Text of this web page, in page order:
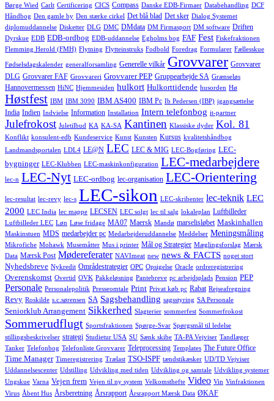
Børge Wied Carlt Certificering CICS Compass Danske EDB-Firmaer Databehandling DCF
Håndbog Den gamle by Den stærke cirkel Det blå blad Det sker Dialog Systemet
diplomuddannelse Disketter DLG DMC DMdata DM Firmasport DM software Driften
Dyrskue EDB EDB-ordbog EDB-uddannelse Egholms bog FAF Fest Fiskefraktionen
Flemming Herold (FMH) Flytning Flytteinstruks Fodbold Foredrag Formularer Fællesskue
Fødselsdagskalender generalforsamling Generelle vilkår Grovvarer Grovvarer
DLG Grovvarer FAF Grovvareri Grovvarer PEP Gruppearbejde SA Grænseløs
Hannovermessen HiNC Hjemmesiden hulkort Hulkorttidende husorden Hø
Høstfest IBM IBM 3090 IBM AS400 IBM Pc Ib Pedersen (IBP) igangsættelse
India Indien Indvielse Information Installation Intern telefonbog it-partner
Julefrokost Juletilbud KA KA-SA Kantinen Klassiske dyder Kol. 81
Konflikt konsulent-edb Kundeservice Kunst Kunsten Kursus kvalitetshåndbog
Landmandsportalen LDL4 LE@N LEC LEC & MIG LEC-Bogføring LEC-
bygninger LEC-Klubben LEC-maskinkonfiguration LEC-medarbejdere
lec-n LEC-Nyt LEC-ordbog lec-organisation LEC-Orientering
lec-resultat lec-revy lec-s LEC-sikon LEC-skribenter lec-teknik LEC
2000 LEC India lec mappe LECSEN LEC solgt lec til salg lokaleplan Luftbilleder
Luftbilleder LEC Løn Løse fridage MA07 Maersk Mandø marselisløbet Maskinhallen
Maskinstuen MDS medarbejder pc Medarbejderuddannelse Meddelser Meningsmåling
Mikrofiche Mohawk Musemåtter Mus i printer Mål og Strategier Mæglingsforslag Mærsk
Data Mærsk Post Mødereferater NAVImeat new news & FACTS noget stort
Nyhedsbreve Nykredit Områdestrategier OPC Opsigelse Oracle ordreregistrering
Overenskomst Overtid OVK Pakkeløsning Pantebreve pc arbejdsplads Pension PEP
Personale Personalepolitik Presseomtale Print Privat køb pc Rabat Rejseafregning
Revy Roskilde s.c.sørensen SA Sagsbehandling sagsstyring SA Personale
Seniorklub Arrangement Sikkerhed Slagterier sommerfest Sommerfrokost
Sommerudflugt Sportsfraktionen Spørge-Svar Spørgsmål til ledelse
stillingsbeskrivelser strategi Studietur USA SU Sænk skibe TA-PA Vejviser Tandlæger
Tanker Telefonbog Telefonliste Grovvarer Teleprocessing Templates The Future Office
Time Manager Timeregistrering Trælast TSO-ISPF tændstikæsker UD/TD Vejviser
Uddannelsescenter Udstilling Udvikling med tiden Udvikling og samtale Udvikling systemer
Ungskue Varna Vejen frem Vejen til ny system Velkomsthefte Video Vin Vinfraktionen
Virus Åbent Hus Årsberetning Årsrapport Årsrapport Mærsk Data ØKAF